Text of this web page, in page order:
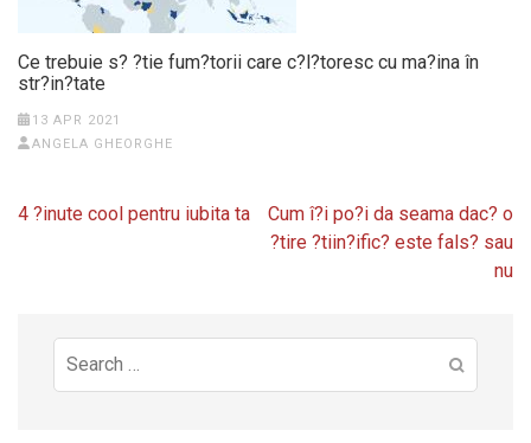
Ce trebuie s? ?tie fum?torii care c?l?toresc cu ma?ina în
str?in?tate
13 APR 2021
ANGELA GHEORGHE
Post
4 ?inute cool pentru iubita ta
Cum î?i po?i da seama dac? o
?tire ?tiin?ific? este fals? sau
nu
Search
for: